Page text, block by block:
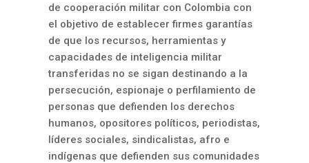
de cooperación militar con Colombia con
el objetivo de establecer firmes garantías
de que los recursos, herramientas y
capacidades de inteligencia militar
transferidas no se sigan destinando a la
persecución, espionaje o perfilamiento de
personas que defienden los derechos
humanos, opositores políticos, periodistas,
líderes sociales, sindicalistas, afro e
indígenas que defienden sus comunidades